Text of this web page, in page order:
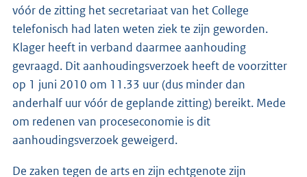
vóór de zitting het secretariaat van het College
telefonisch had laten weten ziek te zijn geworden.
Klager heeft in verband daarmee aanhouding
gevraagd. Dit aanhoudingsverzoek heeft de voorzitter
op 1 juni 2010 om 11.33 uur (dus minder dan
anderhalf uur vóór de geplande zitting) bereikt. Mede
om redenen van proceseconomie is dit
aanhoudingsverzoek geweigerd.
De zaken tegen de arts en zijn echtgenote zijn